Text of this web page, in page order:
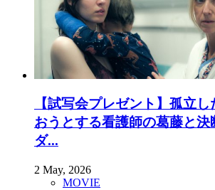
【試写会プレゼント】孤立
おうとする看護師の葛藤と決
ダ...
2 May, 2026
MOVIE